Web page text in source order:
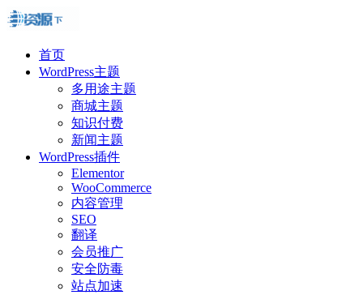
首页
WordPress主题
多用途主题
商城主题
知识付费
新闻主题
WordPress插件
Elementor
WooCommerce
内容管理
SEO
翻译
会员推广
安全防毒
站点加速